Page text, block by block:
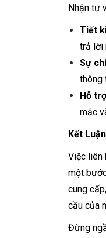
Nhận tư
Tiết
trả lời
Sự
thông
Hỗ
mắc
Kết Luận
Việc liên
một
cung
cầu của
Đừng